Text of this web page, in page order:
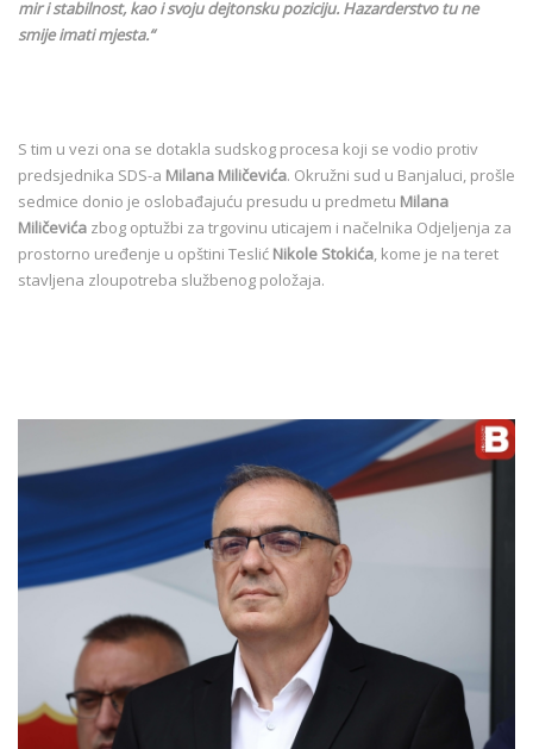
mir i stabilnost, kao i svoju dejtonsku poziciju. Hazarderstvo tu ne
smije imati mjesta.“
S tim u vezi ona se dotakla sudskog procesa koji se vodio protiv
predsjednika SDS-a Milana Miličevića. Okružni sud u Banjaluci, prošle
sedmice donio je oslobađajuću presudu u predmetu Milana
Miličevića zbog optužbi za trgovinu uticajem i načelnika Odjeljenja za
prostorno uređenje u opštini Teslić Nikole Stokića, kome je na teret
stavljena zloupotreba službenog položaja.